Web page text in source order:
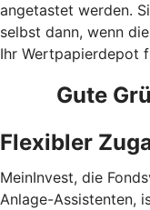
angetastet werden.
selbst dann, wenn
Ihr Wertpapierdepot
Gute
Flexibler
MeinInvest, die
Anlage-Assistenten,